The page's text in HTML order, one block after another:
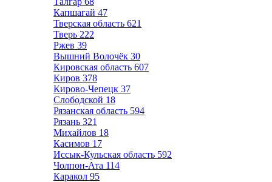
Капшагай 47
Тверская область 621
Тверь 222
Ржев 39
Вышний Волочёк 30
Кировская область 607
Киров 378
Кирово-Чепецк 37
Слободской 18
Рязанская область 594
Рязань 321
Михайлов 18
Касимов 17
Иссык-Кульская область 592
Чолпон-Ата 114
Каракол 95